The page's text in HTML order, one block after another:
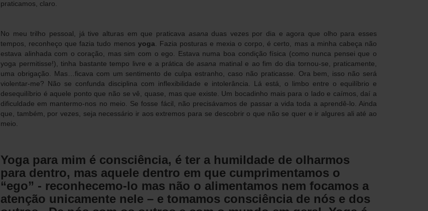
praticamos, claro.
No meu trilho pessoal, já tive alturas em que praticava asana duas vezes por dia e agora que olho para esses
tempos, reconheço que fazia tudo menos yoga . Fazia posturas e mexia o corpo, é certo, mas a minha cabeça não
estava alinhada com o coração, mas sim com o ego. Estava numa boa condição física (como nunca pensei que o
yoga permitisse!), tinha bastante tempo livre e a prática de asana matinal e ao fim do dia tornou-se, praticamente,
uma obrigação. Mas…ficava com um sentimento de culpa estranho, caso não praticasse. Ora bem, isso não será
violentar-me? Não se confunda disciplina com inflexibilidade e intolerância. Lá está, o limbo entre o equilíbrio e
desequilíbrio é aquele ponto que não se vê, quase, mas que existe. Um bocadinho mais para o lado e caímos, daí a
dificuldade em mantermo-nos no meio. Se fosse fácil, não precisávamos de passar a vida toda a aprendê-lo. Ainda
que, também, por vezes, seja necessário ir aos extremos para se descobrir o que não se quer e ir algures ali até ao
meio.
Yoga para mim é consciência, é ter a humildade de olharmos
para dentro, mas aquele dentro em que cumprimentamos o
“ego” - reconhecemo-lo mas não o alimentamos nem focamos a
atenção unicamente nele – e tomamos consciência de nós e dos